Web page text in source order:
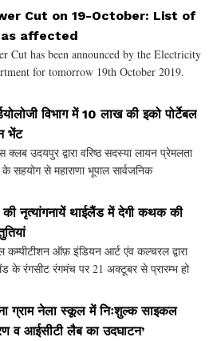
सभागार में आयोजन किया गया। यह आ
Cut on 19-October: List of
affected
Cut has been announced by the Electricity
for tomorrow 19th October 2019.
work being carried out by the
विभाग में 10 लाख की इको पोर्टेबल
भेंट
क्लब उदयपुर द्वारा वरिष्ठ सदस्या लायन प्रेमलता
के सहयोग से महाराणा भूपाल सार्वजनिक
की इको पोर्टेबल मशीन भेंट की।
नृत्यांगनायें थाईलैंड में देगी कथक की
कम्पीटीशन ऑफ़ इंडियन आर्ट एंव कल्चरल द्वारा
के रंगसीट रंगमंच पर 21 अक्टूबर से प्रारम्भ हो
में उदयपुर से कथक को बढ़ावा देने हेतु
ग्राम नेला स्कूल में निःशुल्क साइकल
व आईसीटी लैब का उदघाटन’